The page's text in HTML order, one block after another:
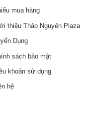
mua hàng
thiệu Thảo Nguyên Plaza
Dụng
sách bảo mật
khoản sử dụng
hệ